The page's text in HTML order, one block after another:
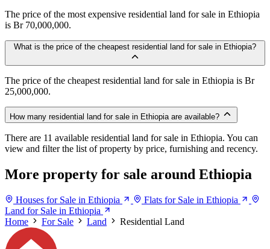
The price of the most expensive residential land for sale in Ethiopia
is Br 70,000,000.
What is the price of the cheapest residential land for sale in Ethiopia?
The price of the cheapest residential land for sale in Ethiopia is Br
25,000,000.
How many residential land for sale in Ethiopia are available?
There are 11 available residential land for sale in Ethiopia. You can
view and filter the list of property by price, furnishing and recency.
More property for sale around Ethiopia
Houses for Sale in Ethiopia
Flats for Sale in Ethiopia
Land for Sale in Ethiopia
Home
For Sale Land Residential Land